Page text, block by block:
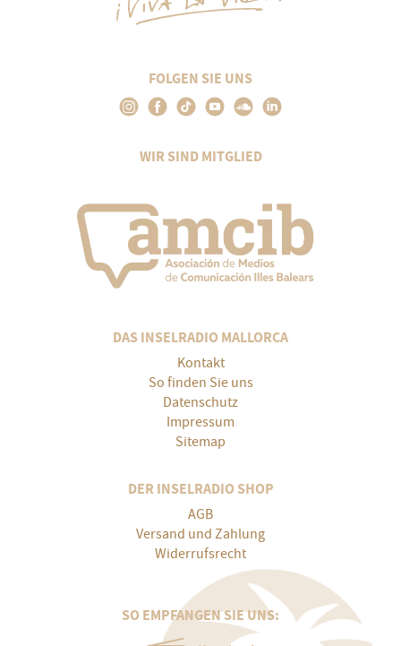
FOLGEN SIE UNS
WIR SIND MITGLIED
DAS INSELRADIO MALLORCA
Kontakt
So finden Sie uns
Datenschutz
Impressum
Sitemap
DER INSELRADIO SHOP
AGB
Versand und Zahlung
Widerrufsrecht
SO EMPFANGEN SIE UNS: